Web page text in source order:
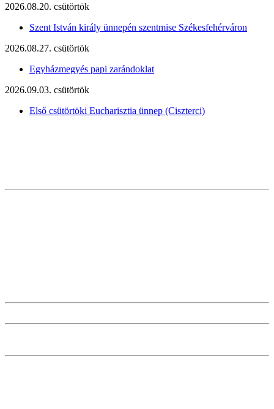
2026.08.20. csütörtök
Szent István király ünnepén szentmise Székesfehérváron
2026.08.27. csütörtök
Egyházmegyés papi zarándoklat
2026.09.03. csütörtök
Első csütörtöki Eucharisztia ünnep (Ciszterci)